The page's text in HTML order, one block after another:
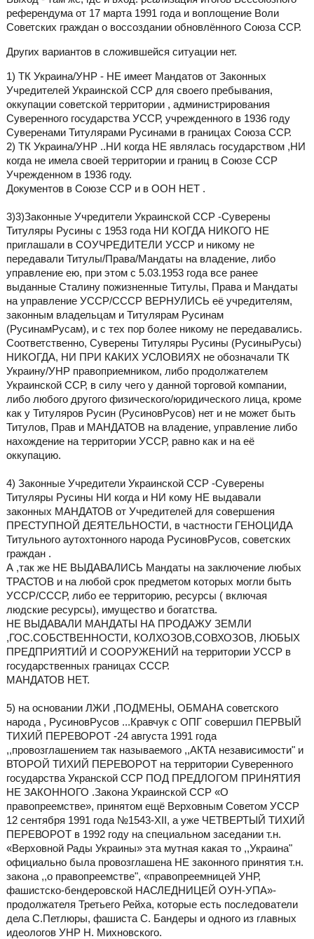
референдума от 17 марта 1991 года и воплощение Воли
Советских граждан о воссоздании обновлённого Союза ССР.
Других вариантов в сложившейся ситуации нет.
1) ТК Украина/УНР - НЕ имеет Мандатов от Законных
Учредителей Украинской ССР для своего пребывания,
оккупации советской территории , администрирования
Суверенного государства УССР, учрежденного в 1936 году
Суверенами Титулярами Русинами в границах Союза ССР.
2) ТК Украина/УНР ..НИ когда НЕ являлась государством ,НИ
когда не имела своей территории и границ в Союзе ССР
Учрежденном в 1936 году.
Документов в Союзе ССР и в ООН НЕТ .
3)3)Законные Учредители Украинской ССР -Суверены
Титуляры Русины с 1953 года НИ КОГДА НИКОГО НЕ
приглашали в СОУЧРЕДИТЕЛИ УССР и никому не
передавали Титулы/Права/Мандаты на владение, либо
управление ею, при этом с 5.03.1953 года все ранее
выданные Сталину пожизненные Титулы, Права и Мандаты
на управление УССР/СССР ВЕРНУЛИСЬ её учредителям,
законным владельцам и Титулярам Русинам
(РусинамРусам), и с тех пор более никому не передавались.
Соответственно, Суверены Титуляры Русины (РусиныРусы)
НИКОГДА, НИ ПРИ КАКИХ УСЛОВИЯХ не обозначали ТК
Украину/УНР правоприемником, либо продолжателем
Украинской ССР, в силу чего у данной торговой компании,
либо любого другого физического/юридического лица, кроме
как у Титуляров Русин (РусиновРусов) нет и не может быть
Титулов, Прав и МАНДАТОВ на владение, управление либо
нахождение на территории УССР, равно как и на её
оккупацию.
4) Законные Учредители Украинской ССР -Суверены
Титуляры Русины НИ когда и НИ кому НЕ выдавали
законных МАНДАТОВ от Учредителей для совершения
ПРЕСТУПНОЙ ДЕЯТЕЛЬНОСТИ, в частности ГЕНОЦИДА
Титульного аутохтонного народа РусиновРусов, советских
граждан .
А ,так же НЕ ВЫДАВАЛИСЬ Мандаты на заключение любых
ТРАСТОВ и на любой срок предметом которых могли быть
УССР/СССР, либо ее территорию, ресурсы ( включая
людские ресурсы), имущество и богатства.
НЕ ВЫДАВАЛИ МАНДАТЫ НА ПРОДАЖУ ЗЕМЛИ
,ГОС.СОБСТВЕННОСТИ, КОЛХОЗОВ,СОВХОЗОВ, ЛЮБЫХ
ПРЕДПРИЯТИЙ И СООРУЖЕНИЙ на территории УССР в
государственных границах СССР.
МАНДАТОВ НЕТ.
5) на основании ЛЖИ ,ПОДМЕНЫ, ОБМАНА советского
народа , РусиновРусов ...Кравчук с ОПГ совершил ПЕРВЫЙ
ТИХИЙ ПЕРЕВОРОТ -24 августа 1991 года
,,провозглашением так называемого ,,АКТА независимости" и
ВТОРОЙ ТИХИЙ ПЕРЕВОРОТ на территории Суверенного
государства Укранской ССР ПОД ПРЕДЛОГОМ ПРИНЯТИЯ
НЕ ЗАКОННОГО .Закона Украинской ССР «О
правопреемстве», принятом ещё Верховным Советом УССР
12 сентября 1991 года №1543-ХІІ, а уже ЧЕТВЕРТЫЙ ТИХИЙ
ПЕРЕВОРОТ в 1992 году на специальном заседании т.н.
«Верховной Рады Украины» эта мутная какая то ,,Украина"
официально была провозглашена НЕ законного принятия т.н.
закона ,,о правопреемстве", «правопреемницей УНР,
фашистско-бендеровской НАСЛЕДНИЦЕЙ ОУН-УПА»-
продолжателя Третьего Рейха, которые есть последователи
дела С.Петлюры, фашиста С. Бандеры и одного из главных
идеологов УНР Н. Михновского.